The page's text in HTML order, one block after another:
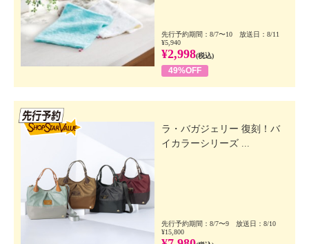
先行予約期間：8/7〜10 放送日：8/11
¥5,940
¥2,998(税込)
49%OFF
ラ・バガジェリー 復刻！バ
イカラーシリーズ ...
先行予約期間：8/7〜9 放送日：8/10
¥15,800